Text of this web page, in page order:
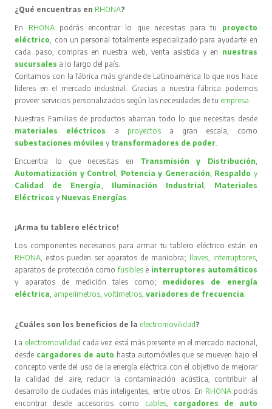
¿Qué encuentras en RHONA?
En RHONA podrás encontrar lo que necesitas para tu proyecto
eléctrico , con un personal totalmente especializado para ayudarte en
cada paso, compras en nuestra web, venta asistida y en nuestras
sucursales a lo largo del país.
Contamos con la fábrica más grande de Latinoamérica lo que nos hace
líderes en el mercado industrial. Gracias a nuestra fábrica podemos
proveer servicios personalizados según las necesidades de tu empresa
Nuestras Familias de productos abarcan todo lo que necesitas desde
materiales eléctricos
a proyectos
a gran escala, como
subestaciones móvilesy transformadores de poder
Encuentra lo que necesitas en Transmisión y Distribución
Automatización y Control
Potencia y Generación Respaldo y
Calidad de Energía
Iluminación Industrial
Materiales
Eléctricos y Nuevas Energías
¡Arma tu tablero eléctrico!
Los componentes necesarios para armar tu tablero eléctrico están en
RHONA , estos pueden ser aparatos de maniobra; llaves, interruptores,
aparatos de protección comofusibles e interruptores automáticos
y aparatos de medición tales como; medidores de energía
eléctrica amperímetros ,voltímetros ,variadores de frecuencia
¿Cuáles son los beneficios de la electromovilidad?
La electromovilidad cada vez está más presente en el mercado nacional,
desde cargadores de auto hasta automóviles que se mueven bajo el
concepto verde del uso de la energía eléctrica con el objetivo de mejorar
la calidad del aire, reducir la contaminación acústica, contribuir al
desarrollo de ciudades más inteligentes, entre otros. En RHONA podrás
encontrar desde accesorios como cables, cargadores de auto